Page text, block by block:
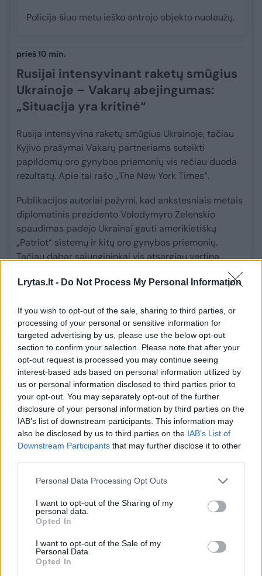
Lrytas.lt - Do Not Process My Personal Information
If you wish to opt-out of the sale, sharing to third parties, or
processing of your personal or sensitive information for
targeted advertising by us, please use the below opt-out
section to confirm your selection. Please note that after your
opt-out request is processed you may continue seeing
interest-based ads based on personal information utilized by
us or personal information disclosed to third parties prior to
your opt-out. You may separately opt-out of the further
disclosure of your personal information by third parties on the
IAB’s list of downstream participants. This information may
also be disclosed by us to third parties on the IAB’s List of
Downstream Participants that may further disclose it to other
Personal Data Processing Opt Outs
I want to opt-out of the Sharing of my
personal data.
Opted In
I want to opt-out of the Sale of my
Personal Data.
Opted In
Policija šiuo metu ieško antrojo objekto nuolaužų.
prieš 10 min.
Rusijai intensyvinant raketų smūgius
Ukrainoje – Vakarų abejingumas:
„Situacija yra kritinė“
Rusija intensyvina raketų smūgius Ukrainoje, tačiau
Kyjivo prašymai Vakarų partneriams suteikti
papildomų oro gynybos priemonių vis rečiau duoda
rezultatų. Apie tai rašo „The New York Times“.
Publikacijos autoriai pažymi, kad ankstesniais metais
diplomatinis prezidento Volodymyro Zelenskio
spaudimas padėjo Ukrainai gauti amerikietiškų
„Patriot“ sistemų ir kitų oro gynybos priemonių.
Tačiau dabar sąjungininkai vis atsargiau vertina
naujų geopolitinių aplinkybių. Vakarų šalys nenoriai
skiriasi su raketomis, kurių gali prireikti joms pačioms,
ypač atsižvelgiant į konfliktus iškart keliuose pasaulio
regionuose, pavyzdžiui, Artimuosiuose Rytuose. Be to,
net ir padidinus tiekimą, Vakarai negalėtų visiškai
patenkinti Ukrainos poreikių, nes Rusija gamina
balistines raketas greičiau, nei Vakarai išleidžia
modernius perėmėjus.
„The New York Times“ skaičiavimais, remiantis
Ukrainos karinių oro pajėgų duomenimis, nuo metų
pradžios Rusija į Ukrainą paleido 650 balistinių
Martin“ apskritai pagamino „PAC-3“ raketų perėmėjų
per visus praėjusius metus.
Parlamento Nacionalinio saugumo, gynybos ir
žvalgybos komiteto pirmininko pavaduotojas Jehoras
Černjevas dabartinį momentą pavadino pačiu
pavojingiausiu nuo plataus masto karo pradžios.